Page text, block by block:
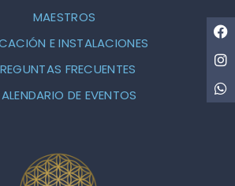
MAESTROS
E INSTALACIONES
FRECUENTES
DE EVENTOS